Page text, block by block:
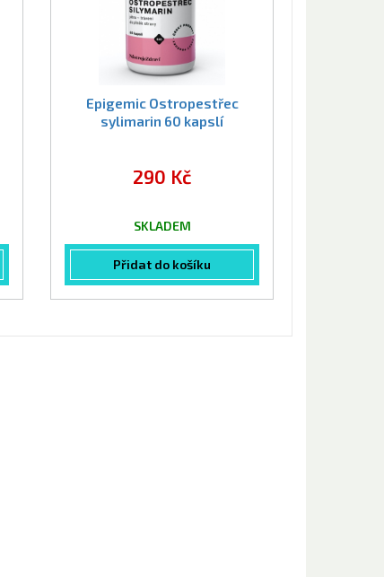
Epigemic Ostropestřec
sylimarin 60 kapslí
290 Kč
SKLADEM
Přidat do košíku